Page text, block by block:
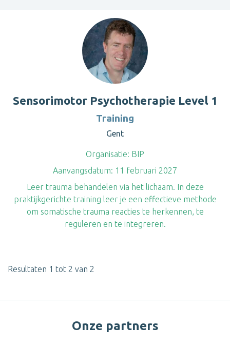
Sensorimotor Psychotherapie Level 1
Training
Gent
Organisatie: BIP
Aanvangsdatum: 11 februari 2027
Leer trauma behandelen via het lichaam. In deze
praktijkgerichte training leer je een effectieve methode
om somatische trauma reacties te herkennen, te
reguleren en te integreren.
Resultaten 1 tot 2 van 2
Onze partners